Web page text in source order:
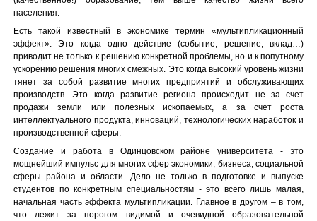
населения.
Есть такой известный в экономике термин «мультипликационный
эффект». Это когда одно действие (событие, решение, вклад…)
приводит не только к решению конкретной проблемы, но и к попутному
ускорению решения многих смежных. Это когда высокий уровень жизни
тянет за собой развитие многих предприятий и обслуживающих
производств. Это когда развитие региона происходит не за счет
продажи земли или полезных ископаемых, а за счет роста
интеллектуального продукта, инноваций, технологических наработок и
производственной сферы.
Создание и работа в Одинцовском районе университета - это
мощнейший импульс для многих сфер экономики, бизнеса, социальной
сферы района и области. Дело не только в подготовке и выпуске
студентов по конкретным специальностям - это всего лишь малая,
начальная часть эффекта мультипликации. Главное в другом – в том,
что лежит за порогом видимой и очевидной образовательной